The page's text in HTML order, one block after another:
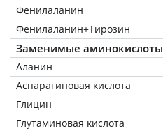
Фенилаланин
Фенилаланин+Тирозин
Заменимые аминокислоты
Аланин
Аспарагиновая кислота
Глицин
Глутаминовая кислота